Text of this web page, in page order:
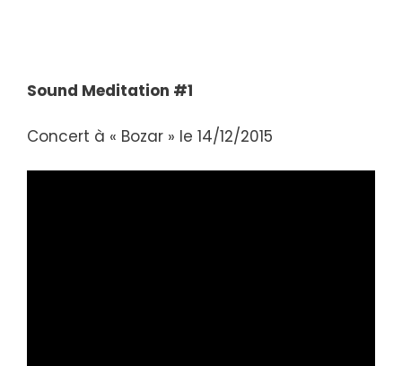
Sound Meditation #1
Concert à « Bozar » le 14/12/2015